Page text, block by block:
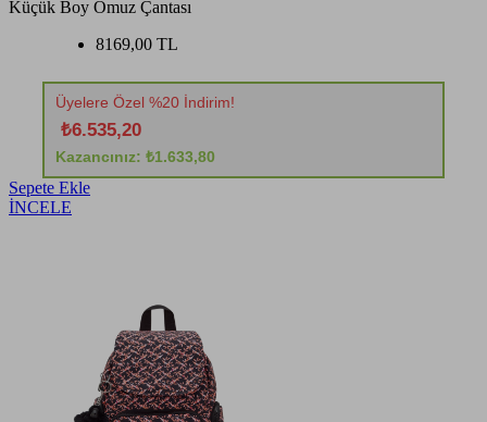
Küçük Boy Omuz Çantası
8169,00 TL
Üyelere Özel %20 İndirim!
₺6.535,20
Kazancınız: ₺1.633,80
Sepete Ekle
İNCELE